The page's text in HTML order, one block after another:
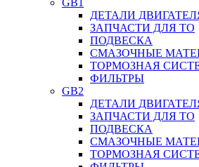
GB1
ДЕТАЛИ
ЗАПЧАСТИ ДЛЯ ТО
ПОДВЕСКА
СМАЗОЧНЫЕ
ТОРМОЗНАЯ
ФИЛЬТРЫ
GB2
ДЕТАЛИ
ЗАПЧАСТИ ДЛЯ ТО
ПОДВЕСКА
СМАЗОЧНЫЕ
ТОРМОЗНАЯ